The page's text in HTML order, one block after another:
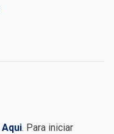
Aqui. Para iniciar